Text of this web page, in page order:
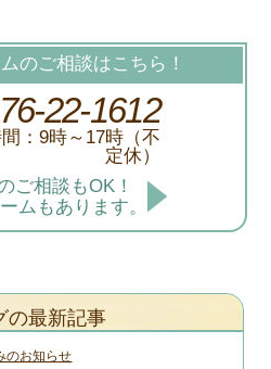
のご相談はこちら！
22-1612
：9時～17時（不
定休）
ご相談もOK！
ムもあります。
の最新記事
のお知らせ